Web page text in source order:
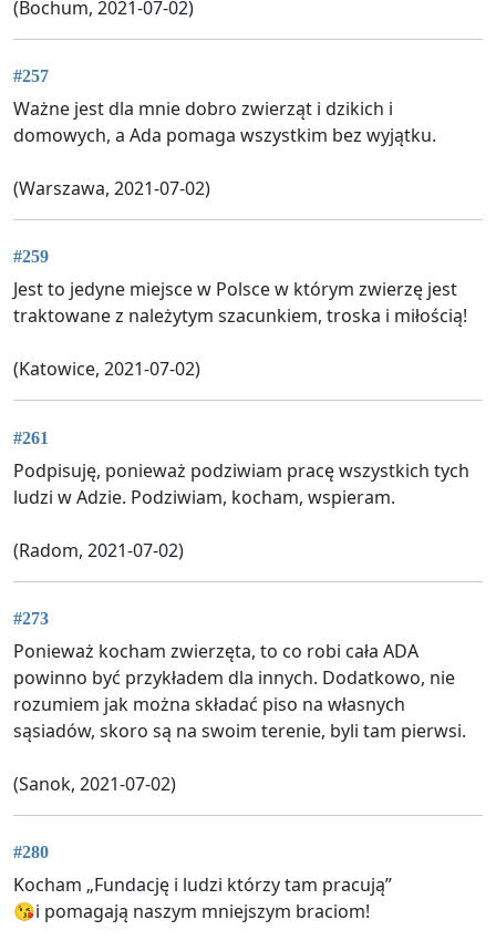
(Bochum, 2021-07-02)
#257
Ważne jest dla mnie dobro zwierząt i dzikich i
domowych, a Ada pomaga wszystkim bez wyjątku.
(Warszawa, 2021-07-02)
#259
Jest to jedyne miejsce w Polsce w którym zwierzę jest
traktowane z należytym szacunkiem, troska i miłością!
(Katowice, 2021-07-02)
#261
Podpisuję, ponieważ podziwiam pracę wszystkich tych
ludzi w Adzie. Podziwiam, kocham, wspieram.
(Radom, 2021-07-02)
#273
Ponieważ kocham zwierzęta, to co robi cała ADA
powinno być przykładem dla innych. Dodatkowo, nie
rozumiem jak można składać piso na własnych
sąsiadów, skoro są na swoim terenie, byli tam pierwsi.
(Sanok, 2021-07-02)
#280
Kocham „Fundację i ludzi którzy tam pracują”
😘i pomagają naszym mniejszym braciom!